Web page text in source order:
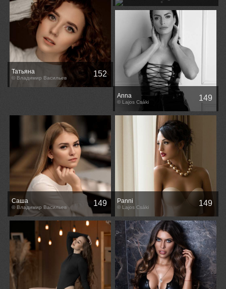
Татьяна
© Владимир Васильев 152
Anna
© Lajos Csáki 149
Саша
© Владимир Васильев 149 Panni
© Lajos Csáki 149